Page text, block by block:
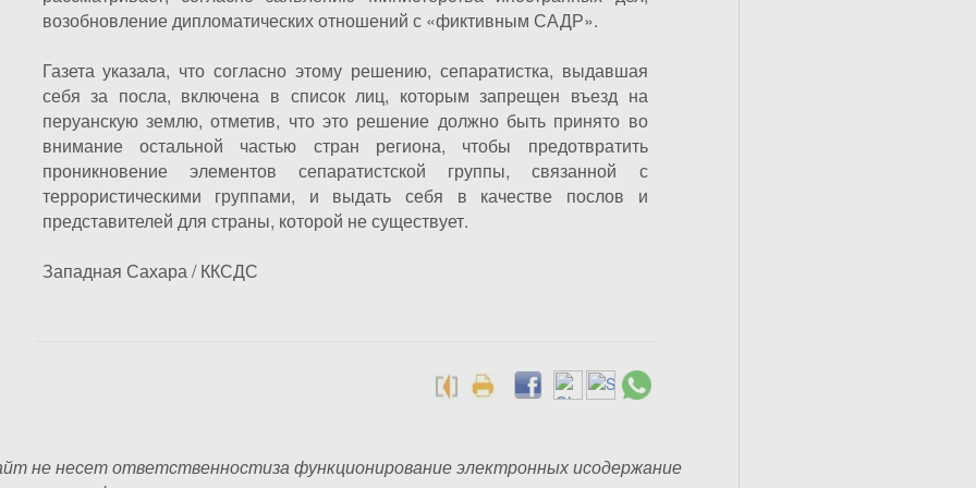
возобновление дипломатических отношений с «фиктивным САДР».
Газета указала, что согласно этому решению, сепаратистка, выдавшая
себя за посла, включена в список лиц, которым запрещен въезд на
перуанскую землю, отметив, что это решение должно быть принято во
внимание остальной частью стран региона, чтобы предотвратить
проникновение элементов сепаратистской группы, связанной с
террористическими группами, и выдать себя в качестве послов и
представителей для страны, которой не существует.
Западная Сахара / ККСДС
не несет ответственностиза функционирование электронных исодержание